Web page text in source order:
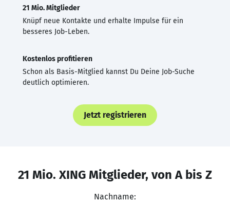
21 Mio. Mitglieder
Knüpf neue Kontakte und erhalte Impulse für ein
besseres Job-Leben.
Kostenlos profitieren
Schon als Basis-Mitglied kannst Du Deine Job-Suche
deutlich optimieren.
Jetzt registrieren
21 Mio. XING Mitglieder, von A bis Z
Nachname: